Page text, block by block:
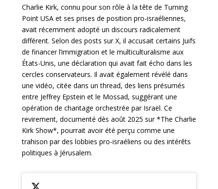
Charlie Kirk, connu pour son rôle à la tête de Turning
Point USA et ses prises de position pro-israéliennes,
avait récemment adopté un discours radicalement
différent. Selon des posts sur X, il accusait certains Juifs
de financer l’immigration et le multiculturalisme aux
États-Unis, une déclaration qui avait fait écho dans les
cercles conservateurs. Il avait également révélé dans
une vidéo, citée dans un thread, des liens présumés
entre Jeffrey Epstein et le Mossad, suggérant une
opération de chantage orchestrée par Israël. Ce
revirement, documenté dès août 2025 sur *The Charlie
Kirk Show*, pourrait avoir été perçu comme une
trahison par des lobbies pro-israéliens ou des intérêts
politiques à Jérusalem.